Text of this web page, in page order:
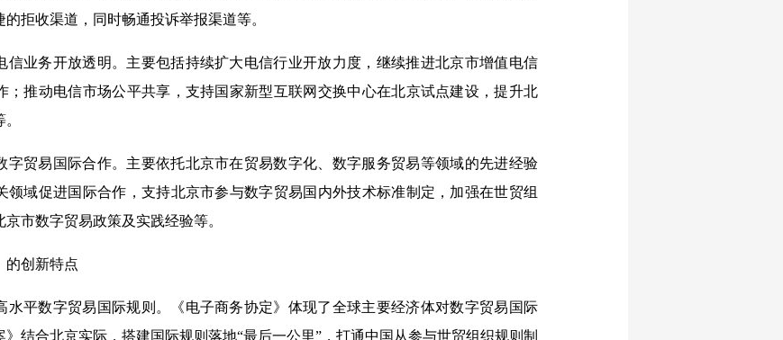
拒收渠道，同时畅通投诉举报渠道等。
信业务开放透明。主要包括持续扩大电信行业开放力度，继续推进北京市增值电信
；推动电信市场公平共享，支持国家新型互联网交换中心在北京试点建设，提升北
字贸易国际合作。主要依托北京市在贸易数字化、数字服务贸易等领域的先进经验
领域促进国际合作，支持北京市参与数字贸易国内外技术标准制定，加强在世贸组
市数字贸易政策及实践经验等。
的创新特点
水平数字贸易国际规则。《电子商务协定》体现了全球主要经济体对数字贸易国际
结合北京实际，搭建国际规则落地“最后一公里”，打通中国从参与世贸组织规则制